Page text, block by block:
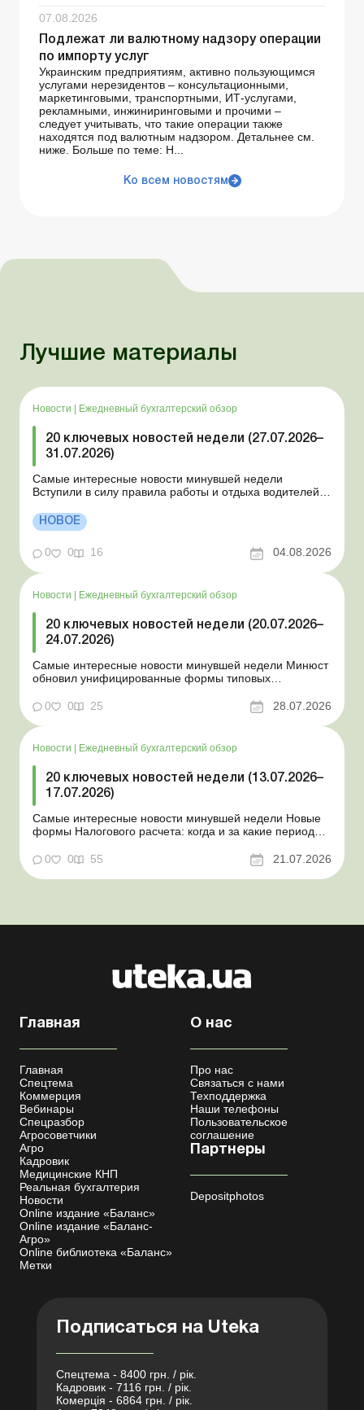
07.08.2026
Подлежат ли валютному надзору операции
по импорту услуг
Украинским предприятиям, активно пользующимся
услугами нерезидентов – консультационными,
маркетинговыми, транспортными, ИТ-услугами,
рекламными, инжиниринговыми и прочими –
следует учитывать, что такие операции также
находятся под валютным надзором. Детальнее см.
ниже. Больше по теме: Н...
Ко всем новостям
Лучшие материалы
Новости Ежедневный бухгалтерский обзор
20 ключевых новостей недели (27.07.2026–
31.07.2026)
Самые интересные новости минувшей недели
Вступили в силу правила работы и отдыха водителей
положении Для сельхозпредприятий и ФЛП введены
новые разовые статистические формы Со 2 августа
изменяется порядок зачисления отдельных периодов
работы в стр...
НОВОЕ
0 0 16 04.08.2026
Новости | Ежедневный бухгалтерский обзор
20 ключевых новостей недели (20.07.2026–
24.07.2026)
Самые интересные новости минувшей недели Минюст
обновил унифицированные формы типовых
новость о создании координационного центра по
статус «в розыске»: что нужно знать работодателям
Закон о ВПЛ: ка...
0 0 25 28.07.2026
Новости | Ежедневный бухгалтерский обзор
20 ключевых новостей недели (13.07.2026–
17.07.2026)
Самые интересные новости минувшей недели Новые
формы Налогового расчета: когда и за какие периоды
переоформления отсрочки от призыва во время
Координационный центр по организации
0 0 55 21.07.2026
Главная
Главная
Спецтема
Коммерция
Вебинары
Спецразбор
Агросоветчики
Агро
Кадровик
Медицинские КНП
Реальная бухгалтерия
Новости
Online издание «Баланс»
Online издание «Баланс-
Агро»
Online библиотека «Баланс»
Метки
О нас
Про нас
Связаться с нами
Техподдержка
Наши телефоны
Пользовательское
соглашение
Партнеры
Depositphotos
Подписаться на Uteka
Спецтема - 8400 грн. / рік.
Кадровик - 7116 грн. / рік.
Комерція - 6864 грн. / рік.